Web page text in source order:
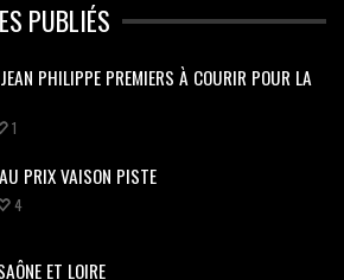
PUBLIÉS
PHILIPPE PREMIERS À COURIR POUR LA
1
PRIX VAISON PISTE
4
ET LOIRE